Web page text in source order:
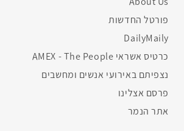
פורטל החדשות
DailyMaily
כרטיס אשראי AMEX - The People
נצפיתם באירועי אנשים ומחשבים
פרסם אצלינו
אתר הנמר